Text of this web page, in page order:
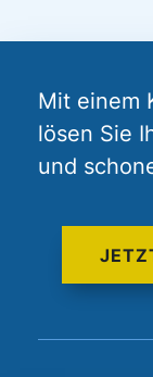
Mit einem
lösen Sie
und